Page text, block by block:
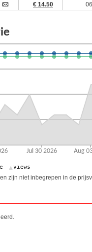
€ 14.50
zijn niet inbegrepen in de